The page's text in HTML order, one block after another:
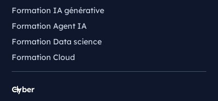
Formation IA générative
Formation Agent IA
Formation Data science
Formation Cloud
Cyber